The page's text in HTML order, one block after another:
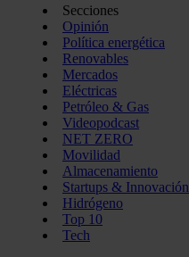
Secciones
Opinión
Política energética
Renovables
Mercados
Eléctricas
Petróleo & Gas
Videopodcast
NET ZERO
Movilidad
Almacenamiento
Startups & Innovación
Hidrógeno
Top 10
Tech